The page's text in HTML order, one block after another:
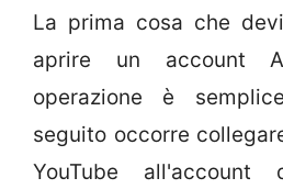
La prima cosa che
aprire un account
operazione è
seguito occorre
YouTube